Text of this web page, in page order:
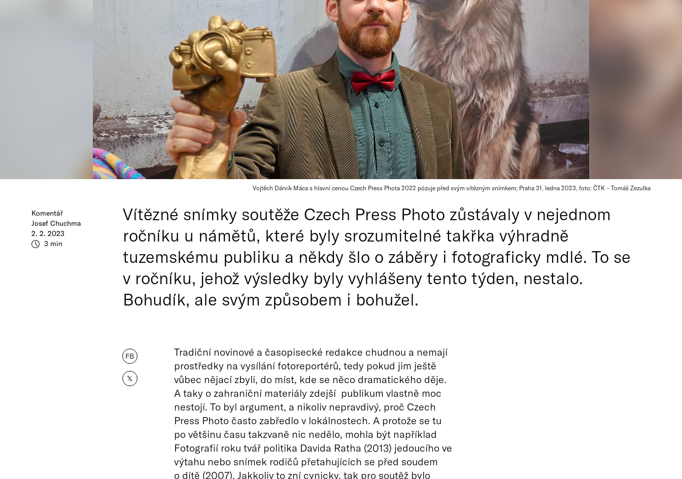
Vojtěch Dárvík Máca s hlavní cenou Czech Press Phota 2022 pózuje před svým vítězným snímkem; Praha 31. ledna 2023, foto: ČTK – Tomáš Zezulka
Komentář
Josef Chuchma
2. 2. 2023
3 min
Vítězné snímky soutěže Czech Press Photo zůstávaly v nejednom
ročníku u námětů, které byly srozumitelné takřka výhradně
tuzemskému publiku a někdy šlo o záběry i fotograficky mdlé. To se
v ročníku, jehož výsledky byly vyhlášeny tento týden, nestalo.
Bohudík, ale svým způsobem i bohužel.
FB
𝕏
Tradiční novinové a časopisecké redakce chudnou a nemají
prostředky na vysílání fotoreportérů, tedy pokud jim ještě
vůbec nějací zbyli, do míst, kde se něco dramatického děje.
A taky o zahraniční materiály zdejší publikum vlastně moc
nestojí. To byl argument, a nikoliv nepravdivý, proč Czech
Press Photo často zabředlo v lokálnostech. A protože se tu
po většinu času takzvaně nic nedělo, mohla být například
Fotografií roku tvář politika Davida Ratha (2013) jedoucího ve
výtahu nebo snímek rodičů přetahujících se před soudem
o dítě (2007). Jakkoliv to zní cynicky, tak pro soutěž bylo